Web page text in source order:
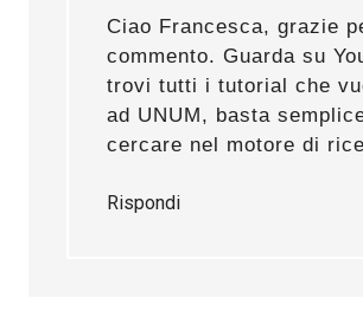
Ciao Francesca, grazie
commento. Guarda su
trovi tutti i tutorial che
ad UNUM, basta
cercare nel motore di
Rispondi